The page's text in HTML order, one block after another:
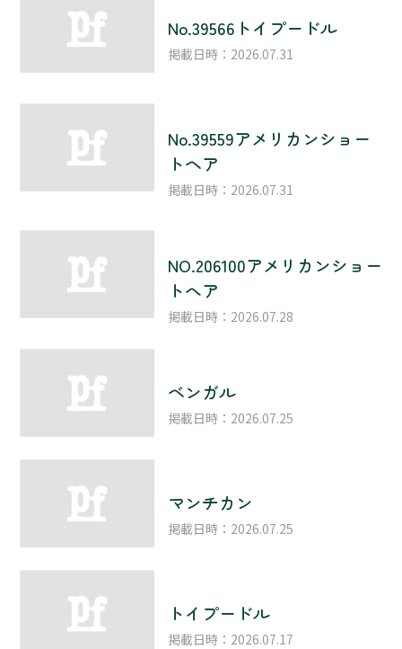
No.39566トイプードル
掲載日時：2026.07.31
No.39559アメリカンショー
トヘア
掲載日時：2026.07.31
NO.206100アメリカンショー
トへア
掲載日時：2026.07.28
ベンガル
掲載日時：2026.07.25
マンチカン
掲載日時：2026.07.25
トイプードル
掲載日時：2026.07.17